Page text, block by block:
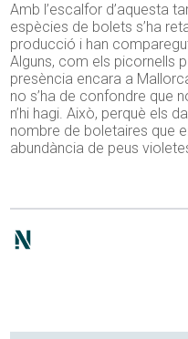
Amb l’escalfor d’aquesta
espècies de bolets s’ha
producció i han
Alguns, com els picornells
presència encara a
no s’ha de confondre que
n’hi hagi. Això, perquè els
nombre de boletaires que
abundància de peus